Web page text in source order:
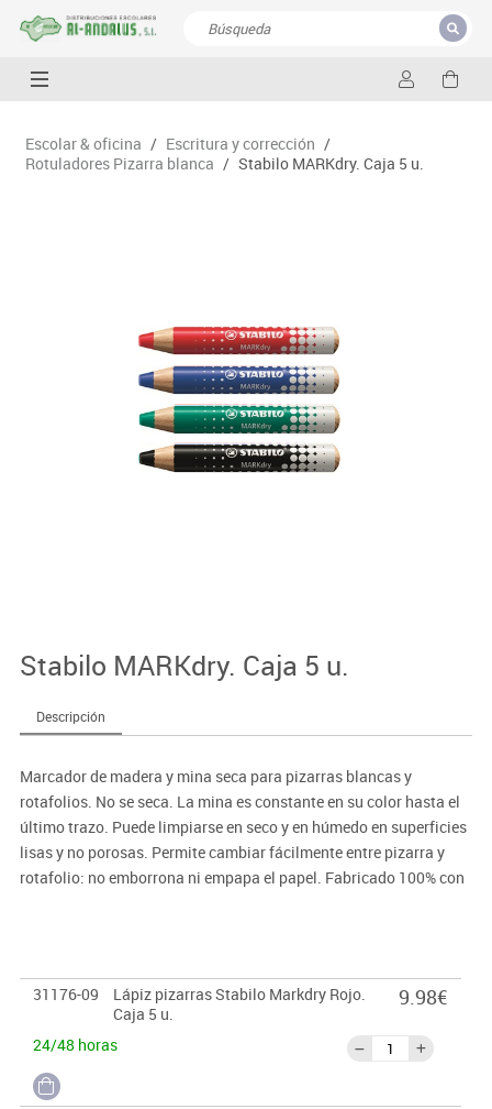
CERRAR
Escolar & oficina / Escritura y corrección /
Rotuladores Pizarra blanca / Stabilo MARKdry. Caja 5 u.
Stabilo MARKdry. Caja 5 u.
Descripción
Marcador de madera y mina seca para pizarras blancas y
rotafolios. No se seca. La mina es constante en su color hasta el
último trazo. Puede limpiarse en seco y en húmedo en superficies
lisas y no porosas. Permite cambiar fácilmente entre pizarra y
rotafolio: no emborrona ni empapa el papel. Fabricado 100% con
31176-09
Lápiz pizarras Stabilo Markdry Rojo.
Caja 5 u.
24/48 horas
9.98€